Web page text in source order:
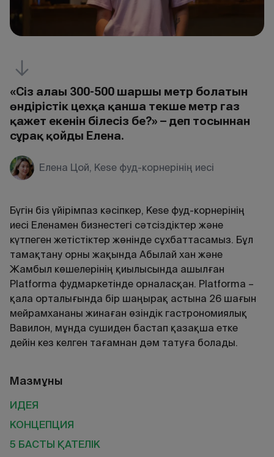
«Сіз алаңы 300-500 шаршы метр болатын
өндірістік цехқа қанша текше метр газ
қажет екенін білесіз бе?» – деп тосыннан
сұрақ қойды Елена.
Елена Цой, Kese фуд-корнерінің иесі
Бүгін біз үйірімпаз кәсіпкер, Kese фуд-корнерінің
иесі Еленамен бизнестегі сәтсіздіктер және
күтпеген жетістіктер жөнінде сұхбаттасамыз. Бұл
тамақтану орны жақында Абылай хан және
Жамбыл көшелерінің қиылысында ашылған
Platforma фудмаркетінде орналасқан. Platforma –
қала орталығында бір шаңырақ астына 26 шағын
мейрамхананы жинаған өзіндік гастрономиялық
Вавилон, мұнда сушиден бастап қазақша етке
дейін кез келген тағамнан дәм татуға болады.
Мазмұны
ИДЕЯ
КОНЦЕПЦИЯ
5 БАСТЫ ҚАТЕЛІК